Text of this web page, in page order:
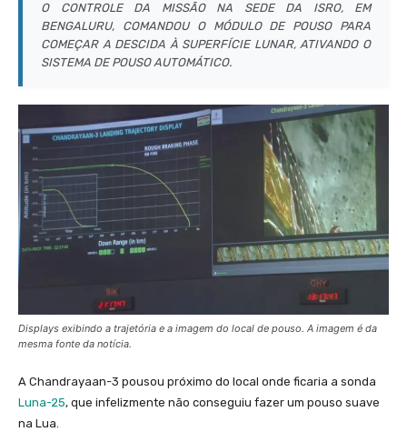
O CONTROLE DA MISSÃO NA SEDE DA ISRO, EM
BENGALURU, COMANDOU O MÓDULO DE POUSO PARA
COMEÇAR A DESCIDA À SUPERFÍCIE LUNAR, ATIVANDO O
SISTEMA DE POUSO AUTOMÁTICO.
Displays exibindo a trajetória e a imagem do local de pouso. A imagem é da
mesma fonte da notícia.
A Chandrayaan-3 pousou próximo do local onde ficaria a sonda
Luna-25, que infelizmente não conseguiu fazer um pouso suave
na Lua.